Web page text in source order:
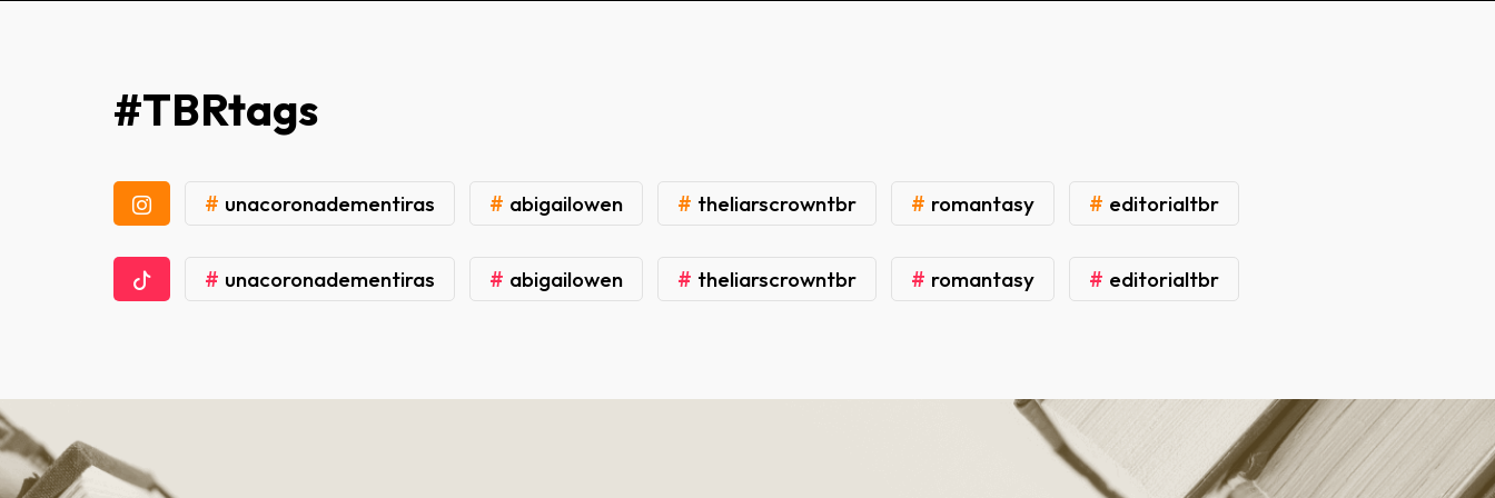
#TBRtags
# unacoronadementiras # abigailowen # theliarscrowntbr # romantasy # editorialtbr
# unacoronadementiras # abigailowen # theliarscrowntbr # romantasy # editorialtbr